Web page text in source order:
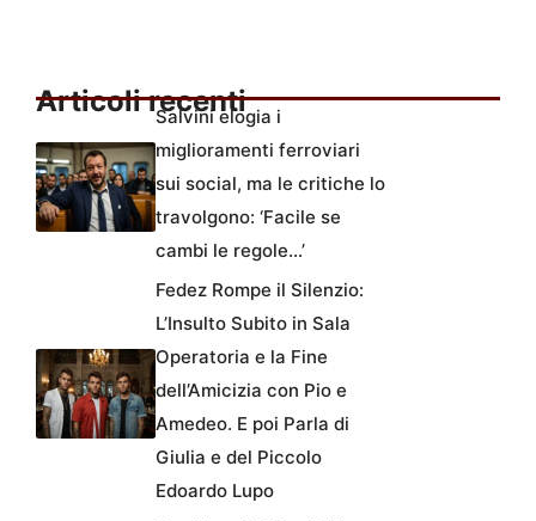
Articoli recenti
Salvini elogia i
miglioramenti ferroviari
sui social, ma le critiche lo
travolgono: ‘Facile se
cambi le regole…’
Fedez Rompe il Silenzio:
L’Insulto Subito in Sala
Operatoria e la Fine
dell’Amicizia con Pio e
Amedeo. E poi Parla di
Giulia e del Piccolo
Edoardo Lupo